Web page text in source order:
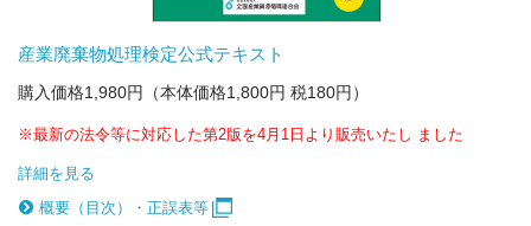
産業廃棄物処理検定公式テキスト
購入価格1,980円（本体価格1,800円 税180円）
※最新の法令等に対応した第2版を4月1日より販売いたし ました
詳細を見る
概要（目次）・正誤表等